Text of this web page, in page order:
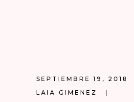
SEPTIEMBRE 19, 2018
LAIA GIMENEZ